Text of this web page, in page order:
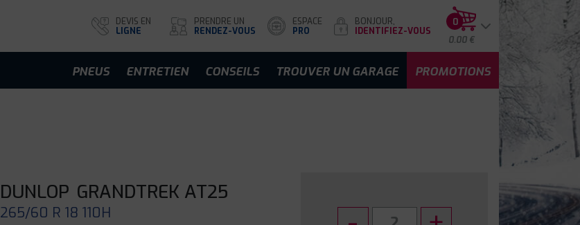
DEVIS EN
LIGNE
PRENDRE UN
RENDEZ-VOUS
ESPACE
PRO
BONJOUR,
IDENTIFIEZ-VOUS
0
0.00 €
PNEUS ENTRETIEN CONSEILS TROUVER UN GARAGE PROMOTIONS
DUNLOP GRANDTREK AT25
265/60 R 18 110H